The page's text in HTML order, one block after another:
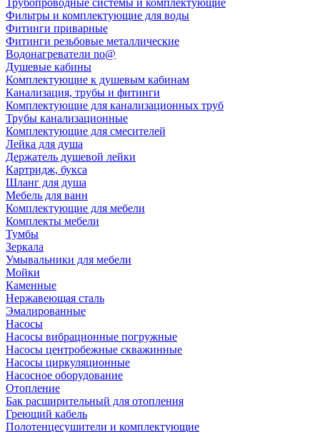
Трубопроводные системы и комплектующие
Фильтры и комплектующие для воды
Фитинги приварные
Фитинги резьбовые металлические
Водонагреватели no@
Душевые кабины
Комплектующие к душевым кабинам
Канализация, трубы и фитинги
Комплектующие для канализационных труб
Трубы канализационные
Комплектующие для смесителей
Лейка для душа
Держатель душевой лейки
Картридж, букса
Шланг для душа
Мебель для ванн
Комплектующие для мебели
Комплекты мебели
Тумбы
Зеркала
Умывальники для мебели
Мойки
Каменные
Нержавеющая сталь
Эмалированные
Насосы
Насосы вибрационные погружные
Насосы центробежные скважинные
Насосы циркуляционные
Насосное оборудование
Отопление
Бак расширительный для отопления
Греющий кабель
Полотенцесушители и комплектующие